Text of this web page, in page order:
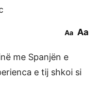
Aa Aa
me Spanjën e
e tij shkoi si